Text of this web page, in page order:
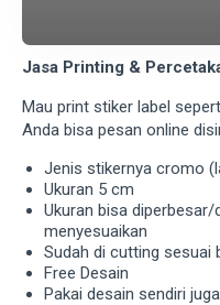
Jasa Printing &
Mau print stiker label
Anda bisa pesan online
Jenis stikernya cromo
Ukuran 5 cm
Ukuran bisa
menyesuaikan
Sudah di cutting sesuai
Free Desain
Pakai desain sendiri